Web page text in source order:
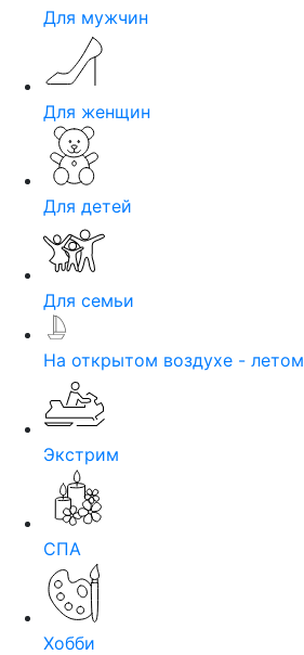
Для мужчин
Для женщин
Для детей
Для семьи
На открытом воздухе - летом
Экстрим
СПА
Хобби